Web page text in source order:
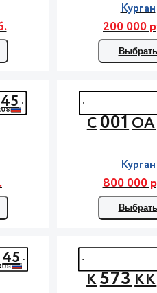
Курган
200 000
Выбрать
45
С001ОА
Курган
800 000
Выбрать
45
К573КК